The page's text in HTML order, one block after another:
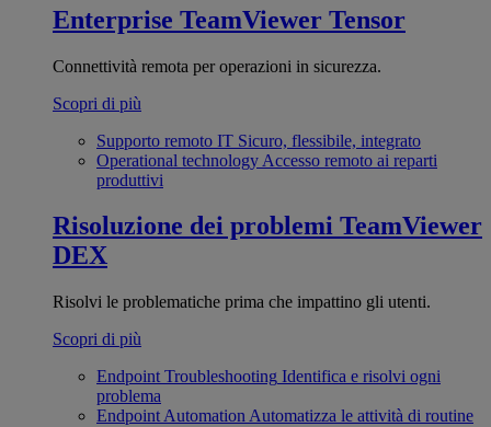
Enterprise TeamViewer Tensor
Connettività remota per operazioni in sicurezza.
Scopri di più
Supporto remoto IT Sicuro, flessibile, integrato
Operational technology Accesso remoto ai reparti
produttivi
Risoluzione dei problemi TeamViewer
DEX
Risolvi le problematiche prima che impattino gli utenti.
Scopri di più
Endpoint Troubleshooting Identifica e risolvi ogni
problema
Endpoint Automation Automatizza le attività di routine